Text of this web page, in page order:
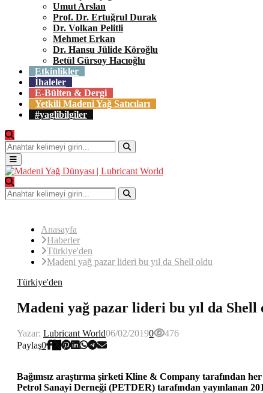
Umut Arslan
Prof. Dr. Ertuğrul Durak
Dr. Volkan Pelitli
Mehmet Erkan
Dr. Hansu Jülide Köroğlu
Betül Gürsoy Hacıoğlu
Etkinlikler
İhaleler
E-Bülten & Dergi
Yetkili Madeni Yağ Satıcıları
#yaglibilgiler
Search
for:
Search
Primary
Menu
Search
for:
Search
Anasayfa
Haberler
Türkiye'den
Madeni yağ pazar lideri bu yıl da Shell oldu
Türkiye'den
Madeni yağ pazar lideri bu yıl da Shell
Yazar: Lubricant World06/02/20190
476
Paylaş0
Bağımsız araştırma şirketi Kline & Company tarafından
Petrol Sanayi Derneği (PETDER) tarafından yayınlanan